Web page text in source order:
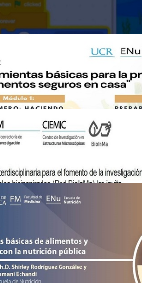
primer video juego con Scratch
17 de octubre por medio de este
básicas para la